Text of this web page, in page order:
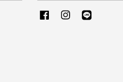
Facebook Instagram